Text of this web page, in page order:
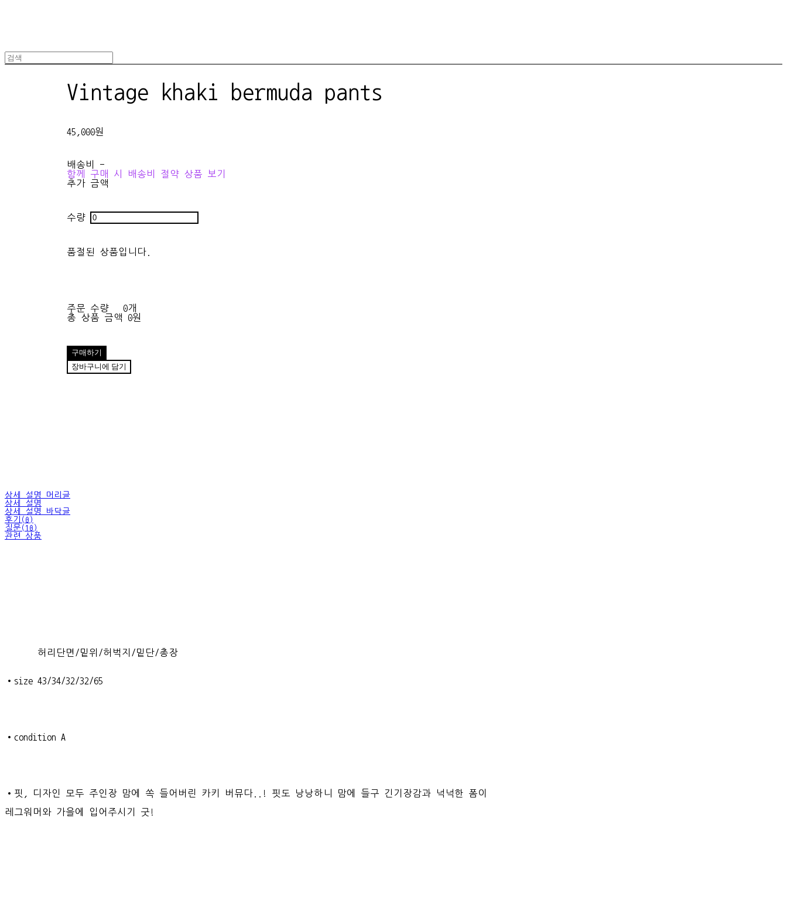
Vintage khaki bermuda pants
45,000원
배송비 -
함께 구매 시 배송비 절약 상품 보기
추가 금액
수량
품절된 상품입니다.
주문 수량
0개
총 상품 금액
0원
구매하기
장바구니에 담기
상세 설명 머리글
상세 설명
상세 설명 바닥글
후기(0)
질문(10)
관련 상품
허리단면/밑위/허벅지/밑단/총장
•size 43/34/32/32/65
•condition A
•핏, 디자인 모두 주인장 맘에 쏙 들어버린 카키 버뮤다..! 핏도 낭낭하니 맘에 들구 긴기장감과 넉넉한 폼이
레그워머와 가을에 입어주시기 굿!